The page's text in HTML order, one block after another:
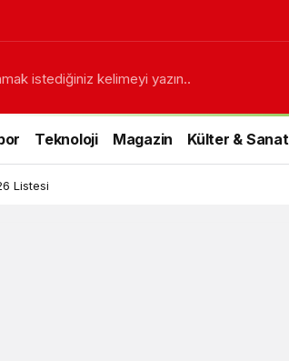
Teknoloji Magazin Külter & Sanat
Listesi